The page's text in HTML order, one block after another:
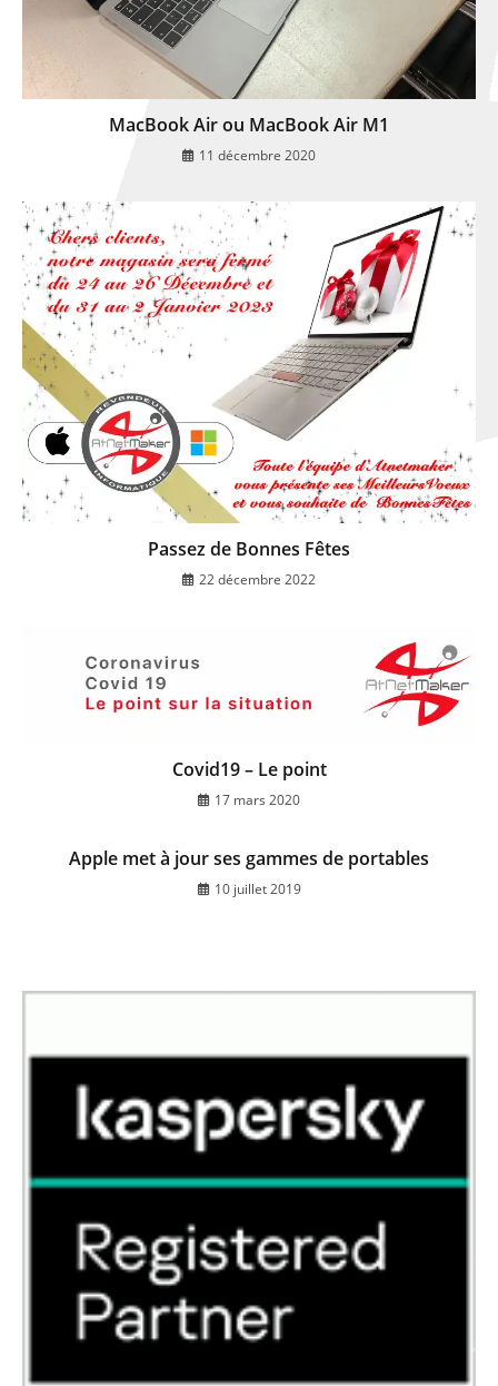
MacBook Air ou MacBook Air M1
11 décembre 2020
Passez de Bonnes Fêtes
22 décembre 2022
Covid19 – Le point
17 mars 2020
Apple met à jour ses gammes de portables
10 juillet 2019